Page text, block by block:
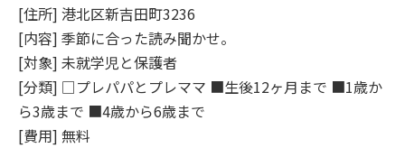
[住所] 港北区新吉田町3236
[内容] 季節に合った読み聞かせ。
[対象] 未就学児と保護者
[分類] □プレパパとプレママ ■生後12ヶ月まで ■1歳か
ら3歳まで ■4歳から6歳まで
[費用] 無料